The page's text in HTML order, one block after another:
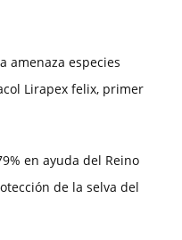
amenaza especies
Lirapex felix, primer
en ayuda del Reino
de la selva del